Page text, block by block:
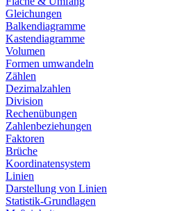
Gleichungen
Balkendiagramme
Kastendiagramme
Volumen
Formen umwandeln
Zählen
Dezimalzahlen
Division
Rechenübungen
Zahlenbeziehungen
Faktoren
Brüche
Koordinatensystem
Linien
Darstellung von Linien
Statistik-Grundlagen